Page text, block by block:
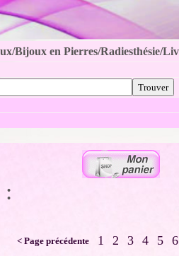
Bijoux en Pierres/Radiesthésie/
:
< Page précédente 1 2 3 4 5 6